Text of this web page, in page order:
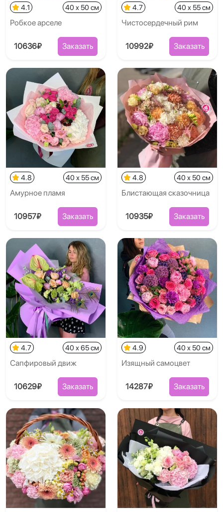
4.1 40 x 50 см
Робкое арселе
10636₽ Заказать
4.7 40 x 55 см
Чистосердечный рим
10992₽ Заказать
4.8 40 x 55 см
Амурное пламя
10957₽ Заказать
4.8 40 x 50 см
Блистающая сказочница
10935₽ Заказать
4.7 40 x 65 см
Сапфировый движ
10629₽ Заказать
4.9 40 x 50 см
Изящный самоцвет
14287₽ Заказать